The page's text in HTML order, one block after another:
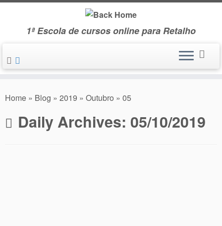
Skip
1ª Escola de cursos online para Retalho
Home » Blog » 2019 » Outubro » 05
Daily Archives: 05/10/2019